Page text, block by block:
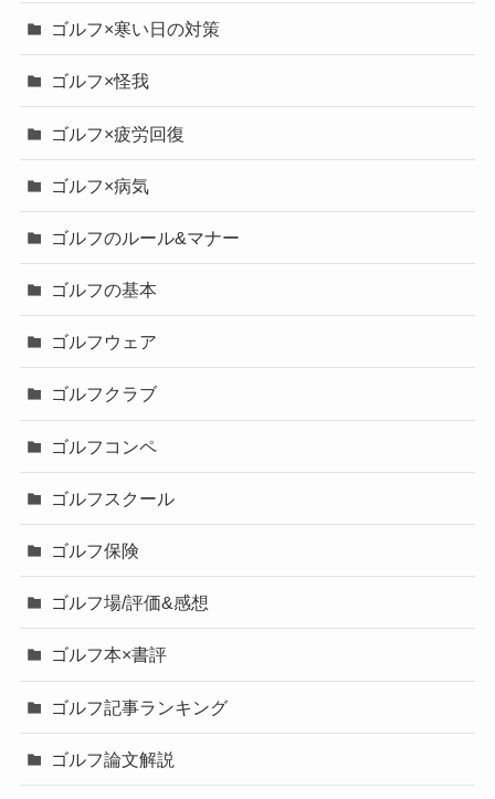
ゴルフ×寒い日の対策
ゴルフ×怪我
ゴルフ×疲労回復
ゴルフ×病気
ゴルフのルール&マナー
ゴルフの基本
ゴルフウェア
ゴルフクラブ
ゴルフコンペ
ゴルフスクール
ゴルフ保険
ゴルフ場/評価&感想
ゴルフ本×書評
ゴルフ記事ランキング
ゴルフ論文解説